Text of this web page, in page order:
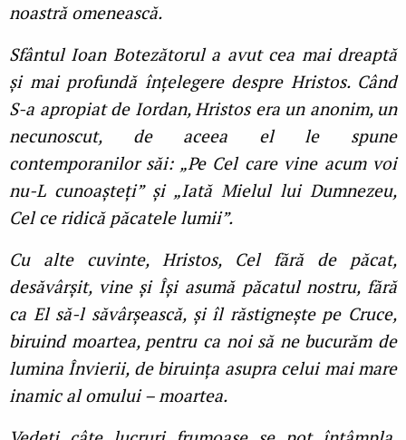
noastră omenească.
Sfântul Ioan Botezătorul a avut cea mai dreaptă
și mai profundă înţelegere despre Hristos. Când
S-a apropiat de Iordan, Hristos era un anonim, un
necunoscut, de aceea el le spune
contemporanilor săi: „Pe Cel care vine acum voi
nu-L cunoașteţi” și „Iată Mielul lui Dumnezeu,
Cel ce ridică păcatele lumii”.
Cu alte cuvinte, Hristos, Cel fără de păcat,
desăvârșit, vine și Își asumă păcatul nostru, fără
ca El să-l săvârșească, și îl răstignește pe Cruce,
biruind moartea, pentru ca noi să ne bucurăm de
lumina Învierii, de biruinţa asupra celui mai mare
inamic al omului – moartea.